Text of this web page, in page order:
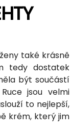
také krásně
tedy dostatek
být součástí
jsou velmi
to nejlepší,
krém, který jim